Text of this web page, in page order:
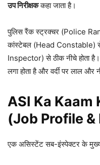
उप निरीक्षककहा जाता है।
पुलिस रैंक स्ट्रक्चर (Police
कांस्टेबल (Head Constable)
Inspector) से ठीक नीचे होता
लगा होता है और वर्दी पर लाल
ASI Ka Kaam
(Job Profile
एक असिस्टेंट सब-इंस्पेक्टर के मुख्य